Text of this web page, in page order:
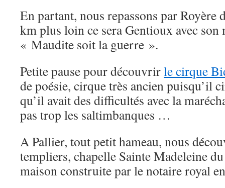
En partant, nous repassons par Royère
km plus loin ce sera Gentioux avec
« Maudite soit la guerre ».
Petite pause pour découvrirle cirque
de poésie, cirque très ancien puisqu’il
qu’il avait des difficultés avec la
pas trop les saltimbanques …
A Pallier, tout petit hameau, nous
templiers, chapelle Sainte Madeleine
maison construite par le notaire royal